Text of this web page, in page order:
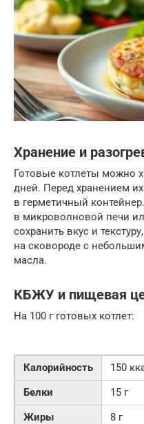
Хранение и
Готовые котлеты можно
дней. Перед хранением
в герметичный
в микроволновой печи
сохранить вкус и
на сковороде с
масла.
КБЖУ и пищевая
На 100 г готовых котлет:
Калорийность
150
Белки
15 г
Жиры
8 г